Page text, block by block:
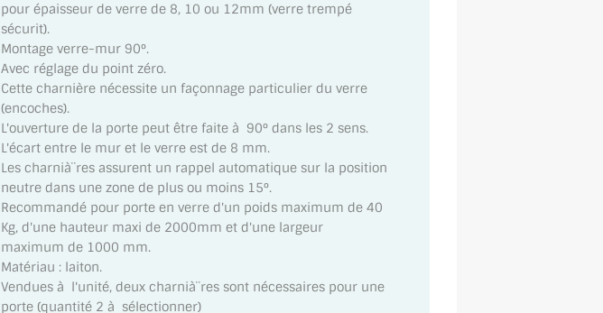
pour épaisseur de verre de 8, 10 ou 12mm (verre trempé
sécurit).
Montage verre-mur 90°.
Avec réglage du point zéro.
Cette charnière nécessite un façonnage particulier du verre
(encoches).
L'ouverture de la porte peut être faite à 90° dans les 2 sens.
L'écart entre le mur et le verre est de 8 mm.
Les charnià¨res assurent un rappel automatique sur la position
neutre dans une zone de plus ou moins 15°.
Recommandé pour porte en verre d'un poids maximum de 40
Kg, d'une hauteur maxi de 2000mm et d'une largeur
maximum de 1000 mm.
Matériau : laiton.
Vendues à l'unité, deux charnià¨res sont nécessaires pour une
porte (quantité 2 à sélectionner)